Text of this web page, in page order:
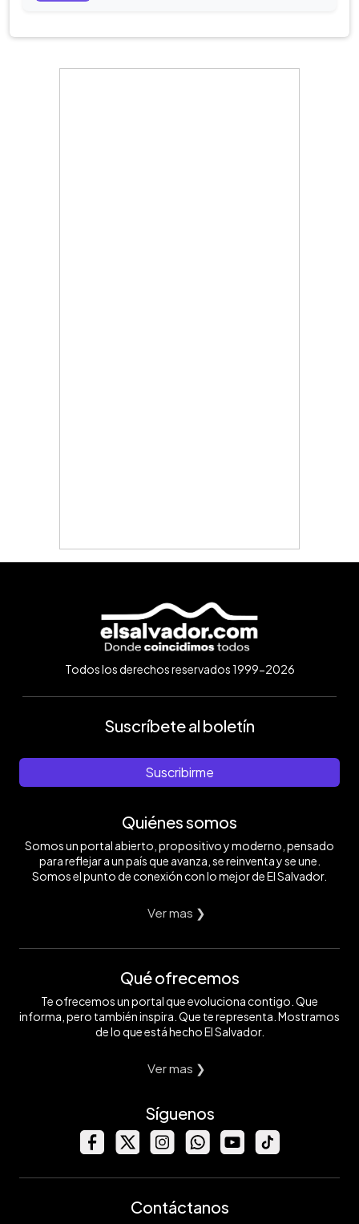
Todos los derechos reservados 1999-2026
Suscríbete al boletín
Suscribirme
Quiénes somos
Somos un portal abierto, propositivo y moderno, pensado
para reflejar a un país que avanza, se reinventa y se une.
Somos el punto de conexión con lo mejor de El Salvador.
Ver mas ❯
Qué ofrecemos
Te ofrecemos un portal que evoluciona contigo. Que
informa, pero también inspira. Que te representa. Mostramos
de lo que está hecho El Salvador.
Ver mas ❯
Síguenos
Contáctanos